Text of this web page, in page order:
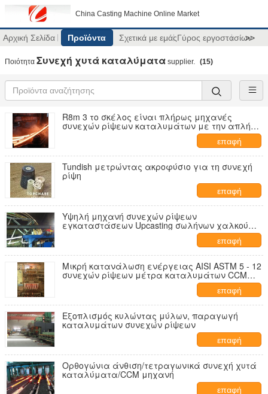
China Casting Machine Online Market
Αρχική Σελίδα Προϊόντα Σχετικά με εμάςΓύρος εργοστασίων
>>
Ποιότητα Συνεχή χυτά καταλύματα supplier. (15)
R8m 3 το σκέλος είναι πλήρως μηχανές
συνεχών ρίψεων καταλυμάτων με την απλή
επαφή
Tundish μετρώντας ακροφύσιο για τη συνεχή
ρίψη
επαφή
Υψηλή μηχανή συνεχών ρίψεων
εγκαταστάσεων Upcasting σωλήνων χαλκού
επαφή
Μικρή κατανάλωση ενέργειας AISI ASTM 5 - 12
συνεχών ρίψεων μέτρα καταλυμάτων CCM
επαφή
Εξοπλισμός κυλώντας μύλων, παραγωγή
καταλυμάτων συνεχών ρίψεων
επαφή
Ορθογώνια άνθιση/τετραγωνικά συνεχή χυτά
καταλύματα/CCM μηχανή
επαφή